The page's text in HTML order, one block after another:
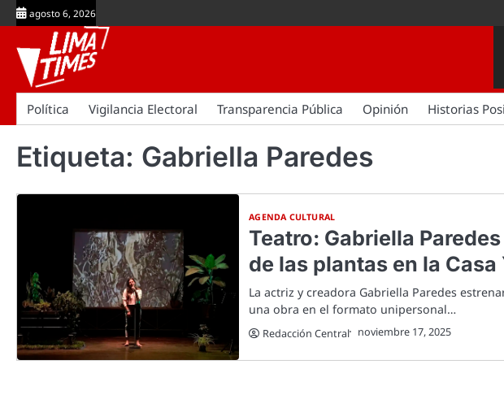
Skip
to
content
agosto 6, 2026
Política Vigilancia Electoral Transparencia Pública Opinión Historias
Etiqueta: Gabriella Paredes
AGENDA CULTURAL
Teatro: Gabriella
de las plantas en la
La actriz y creadora Gabriella Paredes
una obra en el formato unipersonal…
Redacción Central noviembre 17, 2025